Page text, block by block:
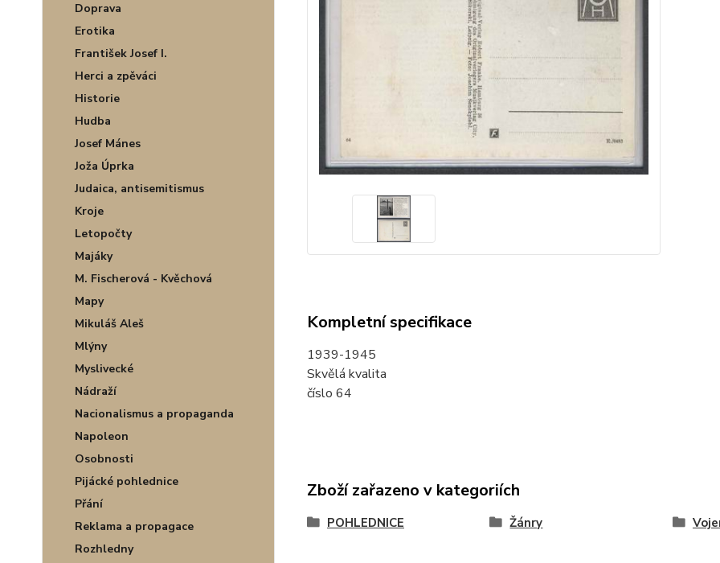
Doprava
Erotika
František Josef I.
Herci a zpěváci
Historie
Hudba
Josef Mánes
Joža Úprka
Judaica, antisemitismus
Kroje
Letopočty
Majáky
M. Fischerová - Kvěchová
Mapy
Mikuláš Aleš
Mlýny
Myslivecké
Nádraží
Nacionalismus a propaganda
Napoleon
Osobnosti
Pijácké pohlednice
Přání
Reklama a propagace
Rozhledny
Kompletní specifikace
1939-1945
Skvělá kvalita
číslo 64
Zboží zařazeno v kategoriích
POHLEDNICE Žánry